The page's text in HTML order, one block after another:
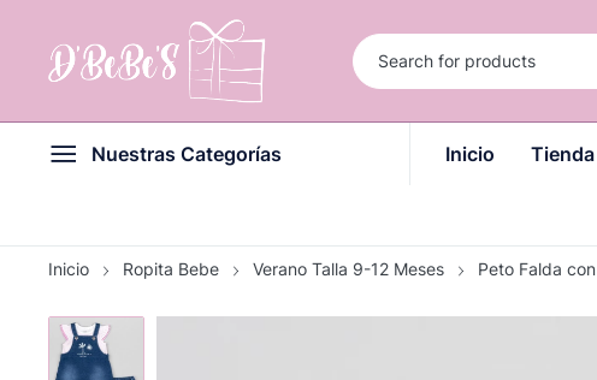
Nuestras Categorías Inicio Tienda
Inicio Ropita Bebe Verano Talla 9-12 Meses Peto Falda